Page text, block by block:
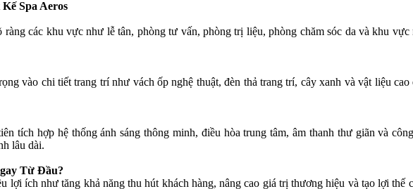
Spa Aeros
ràng các khu vực như lễ tân, phòng tư vấn, phòng trị liệu, phòng chăm sóc da và khu
vào chi tiết trang trí như vách ốp nghệ thuật, đèn thả trang trí, cây xanh và vật liệu
tích hợp hệ thống ánh sáng thông minh, điều hòa trung tâm, âm thanh thư giãn và
lâu dài.
Từ Đầu?
lợi ích như tăng khả năng thu hút khách hàng, nâng cao giá trị thương hiệu và tạo lợi